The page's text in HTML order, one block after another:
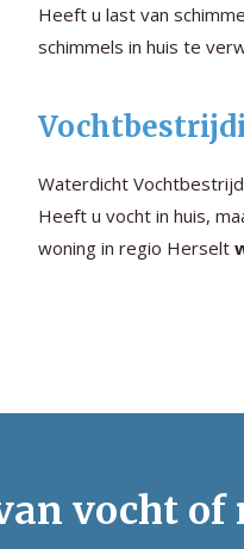
Heeft u last van
schimmels in huis te
Waterdicht
Heeft u vocht in huis,
woning in regio Herselt
vocht of